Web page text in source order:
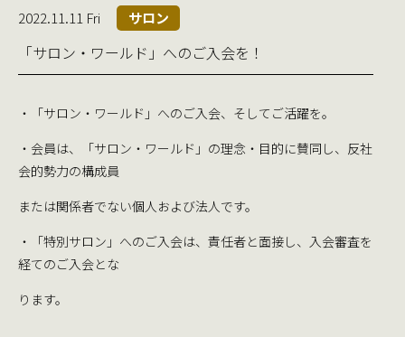
2022.11.11 Fri サロン
「サロン・ワールド」へのご入会を！
・「サロン・ワールド」へのご入会、そしてご活躍を。
・会員は、「サロン・ワールド」の理念・目的に賛同し、反社
会的勢力の構成員
または関係者でない個人および法人です。
・「特別サロン」へのご入会は、責任者と面接し、入会審査を
経てのご入会とな
ります。